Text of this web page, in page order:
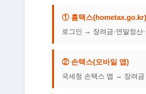
① 홈택스
로그인 → 장려금·연말정산
② 손택스(모바일 앱)
국세청 손택스 앱 → 장려금